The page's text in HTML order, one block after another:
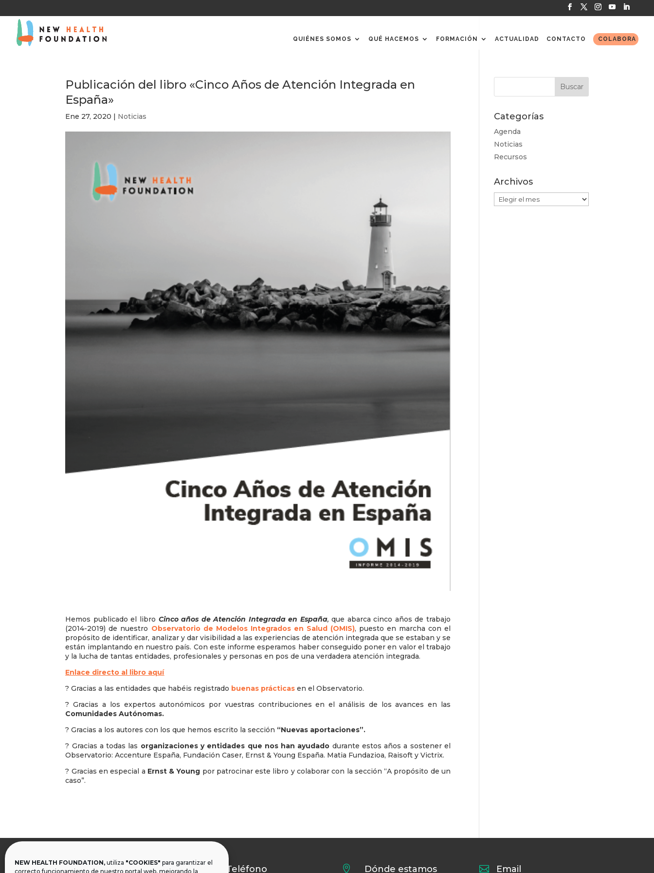
NEW HEALTH FOUNDATION, utiliza "COOKIES" para garantizar el
correcto funcionamiento de nuestro portal web, mejorando la
QUIÉNES SOMOS QUÉ HACEMOS FORMACIÓN ACTUALIDAD CONTACTO COLABORA
Publicación del libro «Cinco Años de Atención Integrada en
España»
Ene 27, 2020 | Noticias
Hemos publicado el libro Cinco años de Atención Integrada en España, que abarca cinco años de trabajo
(2014-2019) de nuestro Observatorio de Modelos Integrados en Salud (OMIS), puesto en marcha con el
propósito de identificar, analizar y dar visibilidad a las experiencias de atención integrada que se estaban y se
están implantando en nuestro país. Con este informe esperamos haber conseguido poner en valor el trabajo
y la lucha de tantas entidades, profesionales y personas en pos de una verdadera atención integrada.
Enlace directo al libro aquí
? Gracias a las entidades que habéis registrado buenas prácticas en el Observatorio.
? Gracias a los expertos autonómicos por vuestras contribuciones en el análisis de los avances en las
Comunidades Autónomas.
? Gracias a los autores con los que hemos escrito la sección “Nuevas aportaciones”.
? Gracias a todas las organizaciones y entidades que nos han ayudado durante estos años a sostener el
Observatorio: Accenture España, Fundación Caser, Ernst & Young España. Matia Fundazioa, Raisoft y Victrix.
? Gracias en especial a Ernst & Young por patrocinar este libro y colaborar con la sección “A propósito de un
caso”.
Categorías
Agenda
Noticias
Recursos
Archivos
Archivos
Teléfono  Dónde estamos  Email